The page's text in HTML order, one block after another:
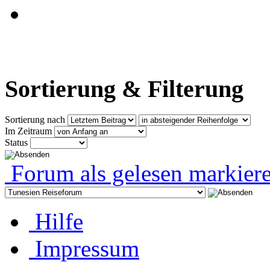
Sortierung & Filterung
Sortierung nach
Im Zeitraum
Status
Forum als gelesen
Hilfe
Impressum